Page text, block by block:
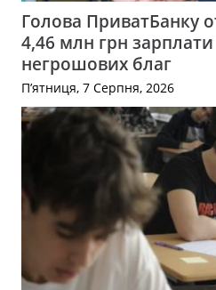
Голова ПриватБанку
4,46 млн грн зарплати
негрошових благ
П’ятниця, 7 Серпня, 2026